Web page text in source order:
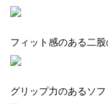
フィット感のある二
グリップ力のあるソ